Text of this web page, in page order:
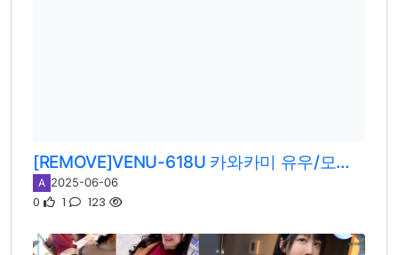
[REMOVE]VENU-618U 카와카미 유우/모리노 시즈쿠
A 2025-06-06
0 1 123